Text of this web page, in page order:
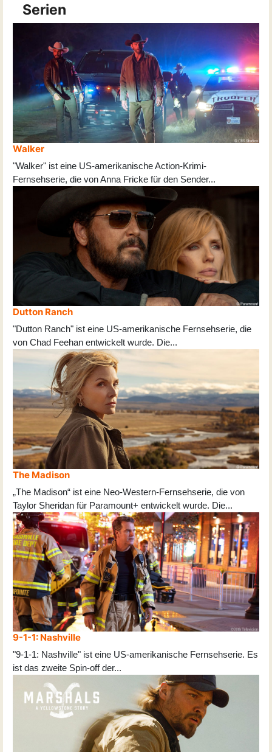
Serien
Walker
"Walker" ist eine US-amerikanische Action-Krimi-
Fernsehserie, die von Anna Fricke für den Sender...
Dutton Ranch
"Dutton Ranch" ist eine US-amerikanische Fernsehserie, die
von Chad Feehan entwickelt wurde. Die...
The Madison
„The Madison“ ist eine Neo-Western-Fernsehserie, die von
Taylor Sheridan für Paramount+ entwickelt wurde. Die...
9-1-1: Nashville
"9-1-1: Nashville" ist eine US-amerikanische Fernsehserie. Es
ist das zweite Spin-off der...